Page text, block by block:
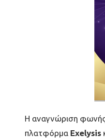
Η αναγνώριση φωνής
πλατφόρμα Exelysis